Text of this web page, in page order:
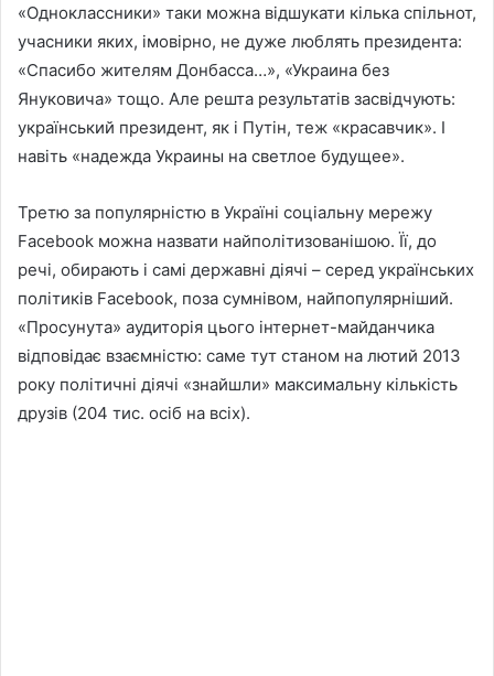
«Одноклассники» таки можна відшукати кілька спільнот,
учасники яких, імовірно, не дуже люблять президента:
«Спасибо жителям Донбасса…», «Украина без
Януковича» тощо. Але решта результатів засвідчують:
український президент, як і Путін, теж «красавчик». І
навіть «надежда Украины на светлое будущее».
Третю за популярністю в Україні соціальну мережу
Facebook можна назвати найполітизованішою. Її, до
речі, обирають і самі державні діячі – серед українських
політиків Facebook, поза сумнівом, найпопулярніший.
«Просунута» аудиторія цього інтернет-майданчика
відповідає взаємністю: саме тут станом на лютий 2013
року політичні діячі «знайшли» максимальну кількість
друзів (204 тис. осіб на всіх).